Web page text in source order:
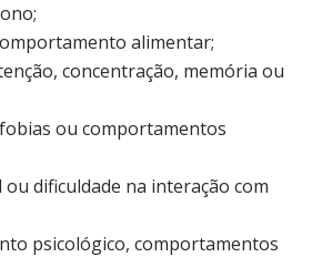
alimentar;
concentração, memória ou
ou comportamentos
dificuldade na interação com
psicológico, comportamentos